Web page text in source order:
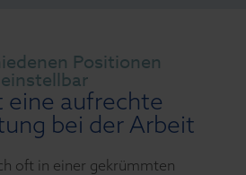
Positionen
einstellbar
eine aufrechte
bei der Arbeit
oft in einer gekrümmten